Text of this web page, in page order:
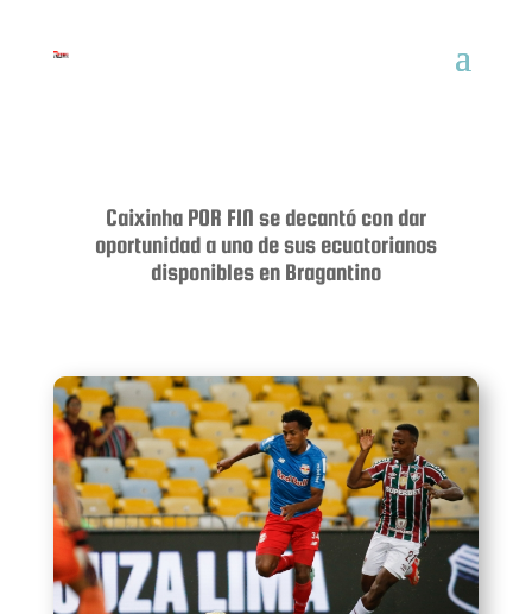
Caixinha POR FIN se decantó con dar
oportunidad a uno de sus ecuatorianos
disponibles en Bragantino